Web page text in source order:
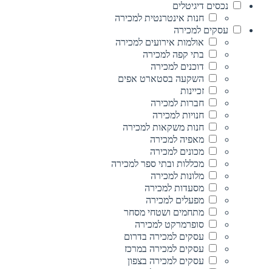
נכסים דיגיטלים
חנות אינטרנטית למכירה
עסקים למכירה
אולמות אירועים למכירה
בתי קפה למכירה
דוכנים למכירה
השקעה בסטארט אפים
זכיינות
חברות למכירה
חנויות למכירה
חנות משקאות למכירה
מאפיה למכירה
מכונים למכירה
מכללות ובתי ספר למכירה
מלונות למכירה
מסעדות למכירה
מפעלים למכירה
מתחמים ושטחי מסחר
סופרמרקט למכירה
עסקים למכירה בדרום
עסקים למכירה במרכז
עסקים למכירה בצפון